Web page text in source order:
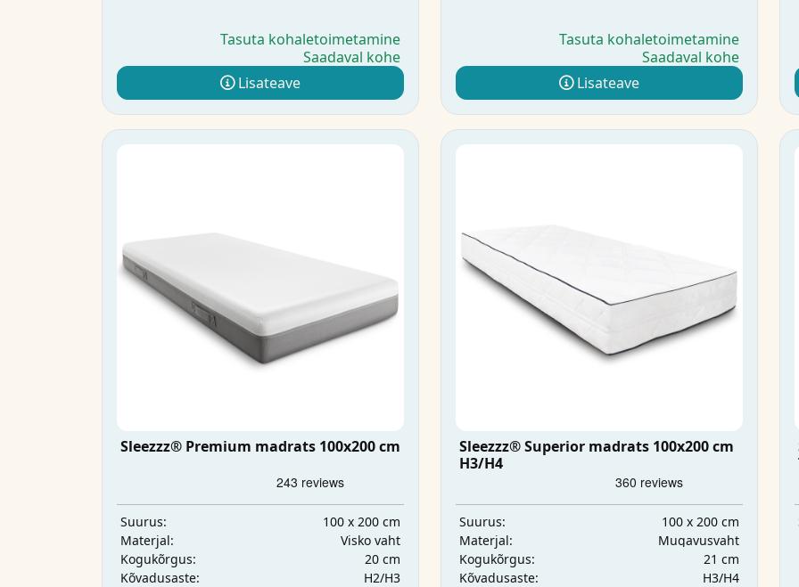
Tasuta kohaletoimetamine
Saadaval kohe
Lisateave
Tasuta kohaletoimetamine
Saadaval kohe
Lisateave
Sleezzz® Premium madrats 100x200 cm
Suurus:
100 x 200 cm
Materjal:
Visko vaht
Kogukõrgus:
20 cm
Kõvadusaste:
H2/H3
Sleezzz® Superior madrats 100x200 cm
H3/H4
Suurus:
100 x 200 cm
Materjal:
Mugavusvaht
Kogukõrgus:
21 cm
Kõvadusaste:
H3/H4